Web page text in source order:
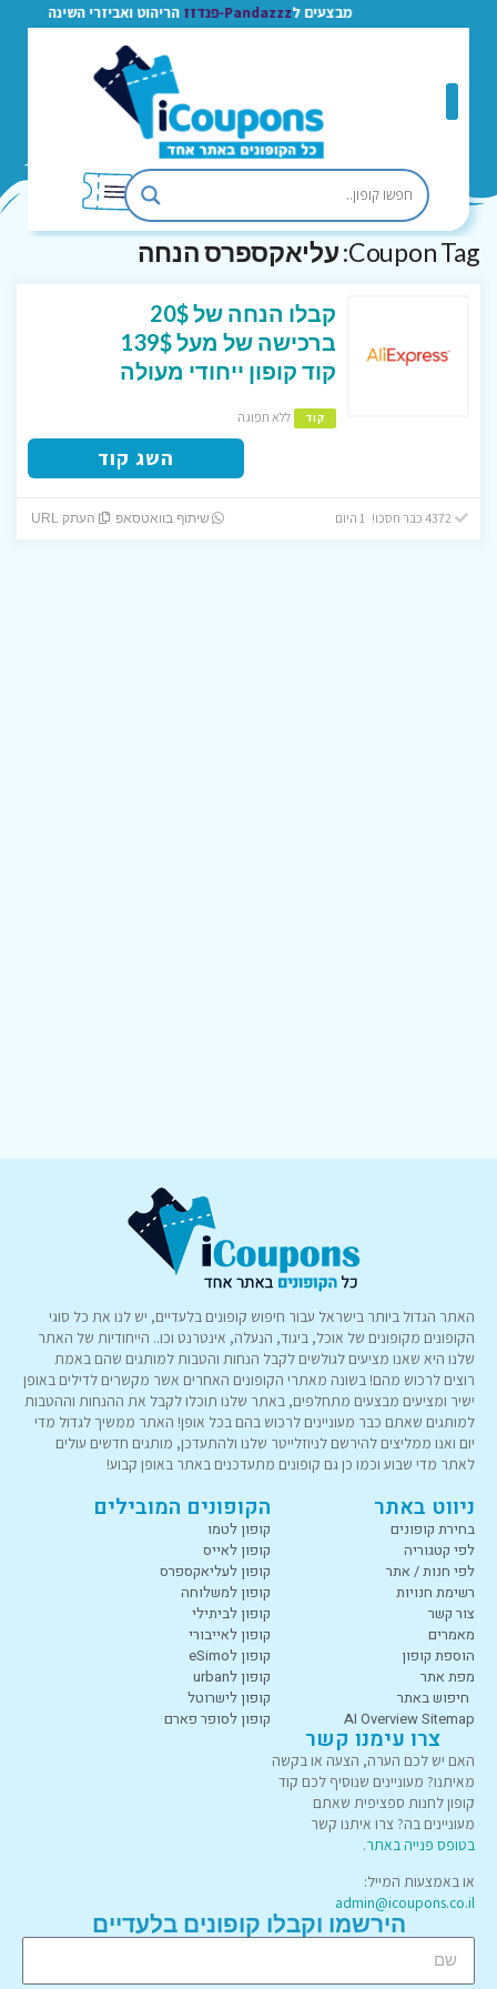
מבצעים לPandazzz-פנדזז הריהוט ואביזרי השינה
Coupon Tag: עליאקספרס הנחה
קבלו הנחה של 20$
ברכישה של מעל 139$
קוד קופון ייחודי מעולה
קוד ללא תפוגה
השג קוד
4372 כבר חסכו! 1 היום שיתוף בוואטסאפ העתק URL
האתר הגדול ביותר בישראל עבור חיפוש קופונים בלעדיים, יש לנו את כל סוגי
הקופונים מקופונים של אוכל, ביגוד, הנעלה, אינטרנט וכו.. הייחודיות של האתר
שלנו היא שאנו מציעים לגולשים לקבל הנחות והטבות למותגים שהם באמת
רוצים לרכוש מהם! בשונה מאתרי הקופונים האחרים אשר מקשרים לדילים באופן
ישיר ומציעים מבצעים מתחלפים, באתר שלנו תוכלו לקבל את ההנחות וההטבות
למותגים שאתם כבר מעוניינים לרכוש בהם בכל אופן! האתר ממשיך לגדול מדי
יום ואנו ממליצים להירשם לניוזלייטר שלנו ולהתעדכן, מותגים חדשים עולים
לאתר מדי שבוע וכמו כן גם קופונים מתעדכנים באתר באופן קבוע!
ניווט באתר
בחירת קופונים
לפי קטגוריה
לפי חנות / אתר
רשימת חנויות
צור קשר
מאמרים
הוספת קופון
מפת אתר
חיפוש באתר
AI Overview Sitemap
הקופונים המובילים
קופון לטמו
קופון לאייס
קופון לעליאקספרס
קופון למשלוחה
קופון לביתילי
קופון לאייבורי
קופון לeSimo
קופון לurban
קופון לישרוטל
קופון לסופר פארם
צרו עימנו קשר
האם יש לכם הערה, הצעה או בקשה
מאיתנו? מעוניינים שנוסיף לכם קוד
קופון לחנות ספציפית שאתם
מעוניינים בה? צרו איתנו קשר
בטופס פנייה באתר.
או באמצעות המייל:
admin@icoupons.co.il
הירשמו וקבלו קופונים בלעדיים